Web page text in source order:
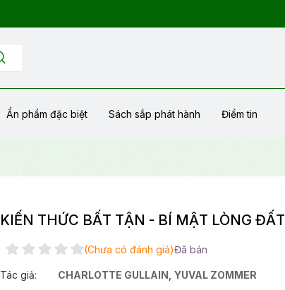
Ẩn phẩm đặc biệt Sách sắp phát hành Điểm tin
KIẾN THỨC BẤT TẬN - BÍ MẬT LÒNG ĐẤT
(Chưa có đánh giá)Đã bán
Tác giả: CHARLOTTE GULLAIN ,YUVAL ZOMMER